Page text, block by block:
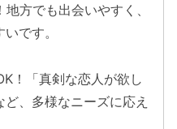
方でも出会いやすく、
です。
！「真剣な恋人が欲し
、多様なニーズに応え